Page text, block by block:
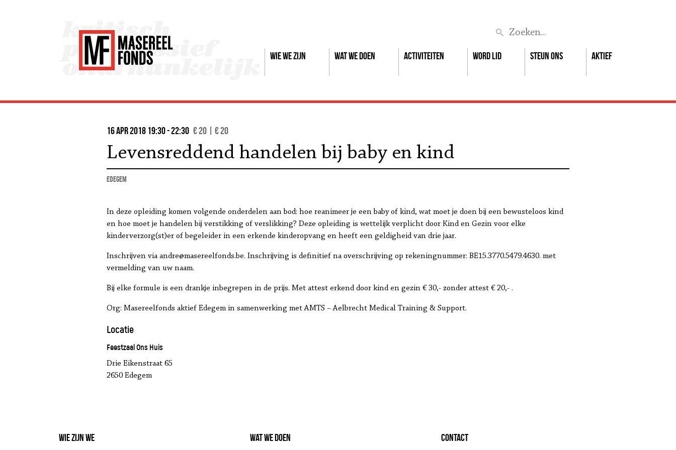
Wie we zijn Wat we doen Activiteiten Word lid Steun ons Aktief
16 apr 2018 19:30 - 22:30 € 20 | € 20
Levensreddend handelen bij baby en kind
Edegem
In deze opleiding komen volgende onderdelen aan bod: hoe reanimeer je een baby of kind, wat moet je doen bij een bewusteloos kind
en hoe moet je handelen bij verstikking of verslikking? Deze opleiding is wettelijk verplicht door Kind en Gezin voor elke
kinderverzorg(st)er of begeleider in een erkende kinderopvang en heeft een geldigheid van drie jaar.
Inschrijven via andre@masereelfonds.be. Inschrijving is definitief na overschrijving op rekeningnummer: BE15.3770.5479.4630. met
vermelding van uw naam.
Bij elke formule is een drankje inbegrepen in de prijs. Met attest erkend door kind en gezin € 30,- zonder attest € 20,- .
Org: Masereelfonds aktief Edegem in samenwerking met AMTS – Aelbrecht Medical Training & Support.
Locatie
Feestzaal Ons Huis
Drie Eikenstraat 65
2650 Edegem
Wie zijn we Wat we doen Contact